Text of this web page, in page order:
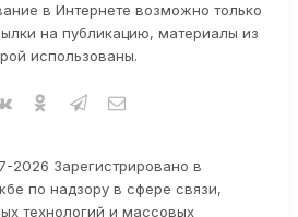
в Интернете возможно только
на публикацию, материалы из
использованы.
2026 Зарегистрировано в
по надзору в сфере связи,
технологий и массовых